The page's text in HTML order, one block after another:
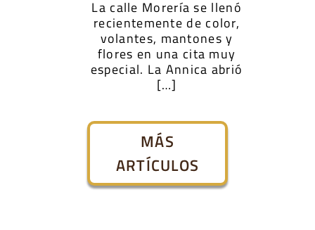
La calle Morería se llenó
recientemente de color,
volantes, mantones y
flores en una cita muy
especial. La Annica abrió
[…]
MÁS
ARTÍCULOS